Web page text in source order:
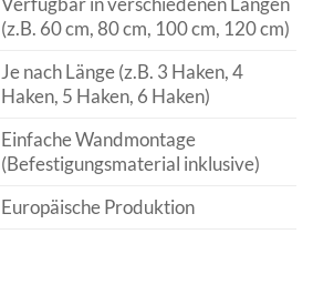
(z.B. 60 cm, 80 cm, 100 cm, 120 cm)
Je nach Länge (z.B. 3 Haken, 4
Haken, 5 Haken, 6 Haken)
Einfache Wandmontage
(Befestigungsmaterial inklusive)
Europäische Produktion